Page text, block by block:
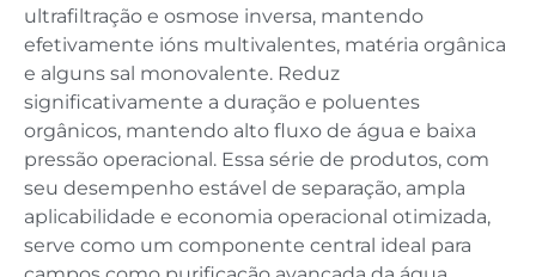
ultrafiltração e osmose inversa, mantendo
efetivamente ións multivalentes, matéria orgânica
e alguns sal monovalente. Reduz
significativamente a duração e poluentes
orgânicos, mantendo alto fluxo de água e baixa
pressão operacional. Essa série de produtos, com
seu desempenho estável de separação, ampla
aplicabilidade e economia operacional otimizada,
serve como um componente central ideal para